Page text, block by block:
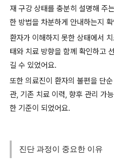
재 구강 상태를 충분히 설명해 주
한 방법을 차분하게 안내하는지
환자가 이해하지 못한 상태에서
태와 치료 방향을 함께 확인하고
길 수 있었어요.
또한 의료진이 환자의 불편을 단
관, 기존 치료 이력, 향후 관리 가
한 기준이 되었어요.
진단 과정이 중요한 이유